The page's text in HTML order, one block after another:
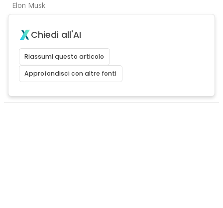
Elon Musk
Chiedi all'AI
Riassumi questo articolo
Approfondisci con altre fonti